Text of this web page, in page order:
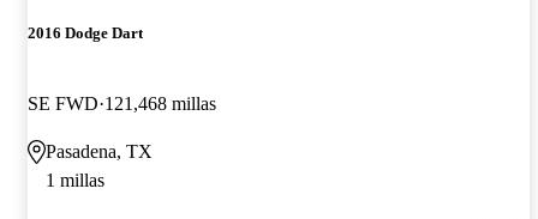
2016 Dodge Dart
SE FWD 121,468 millas
Pasadena, TX
1 millas